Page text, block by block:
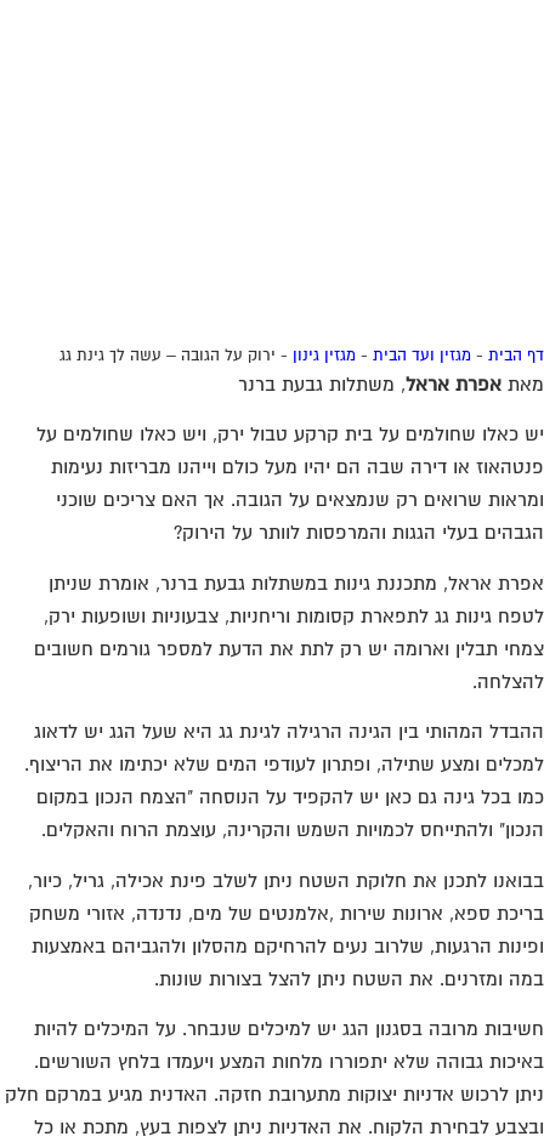
הבית- מגזין ועד הבית- מגזין גינון- ירוק על הגובה – עשה לך גינת גג
אפרת אראל, משתלות גבעת ברנר
כאלו שחולמים על בית קרקע טבול ירק, ויש כאלו שחולמים על
או דירה שבה הם יהיו מעל כולם וייהנו מבריזות נעימות
שרואים רק שנמצאים על הגובה. אך האם צריכים שוכני
בעלי הגגות והמרפסות לוותר על הירוק?
אראל, מתכננת גינות במשתלות גבעת ברנר, אומרת שניתן
גינות גג לתפארת קסומות וריחניות, צבעוניות ושופעות ירק,
תבלין וארומה יש רק לתת את הדעת למספר גורמים חשובים
המהותי בין הגינה הרגילה לגינת גג היא שעל הגג יש לדאוג
ומצע שתילה, ופתרון לעודפי המים שלא יכתימו את הריצוף.
בכל גינה גם כאן יש להקפיד על הנוסחה "הצמח הנכון במקום
ולהתייחס לכמויות השמש והקרינה, עוצמת הרוח והאקלים.
לתכנן את חלוקת השטח ניתן לשלב פינת אכילה, גריל, כיור,
ספא, ארונות שירות ,אלמנטים של מים, נדנדה, אזורי משחק
הרגעות, שלרוב נעים להרחיקם מהסלון ולהגביהם באמצעות
ומזרנים. את השטח ניתן להצל בצורות שונות.
מרובה בסגנון הגג יש למיכלים שנבחר. על המיכלים להיות
גבוהה שלא יתפוררו מלחות המצע ויעמדו בלחץ השורשים.
לרכוש אדניות יצוקות מתערובת חזקה. האדנית מגיע במרקם חלק
לבחירת הלקוח. את האדניות ניתן לצפות בעץ, מתכת או כל